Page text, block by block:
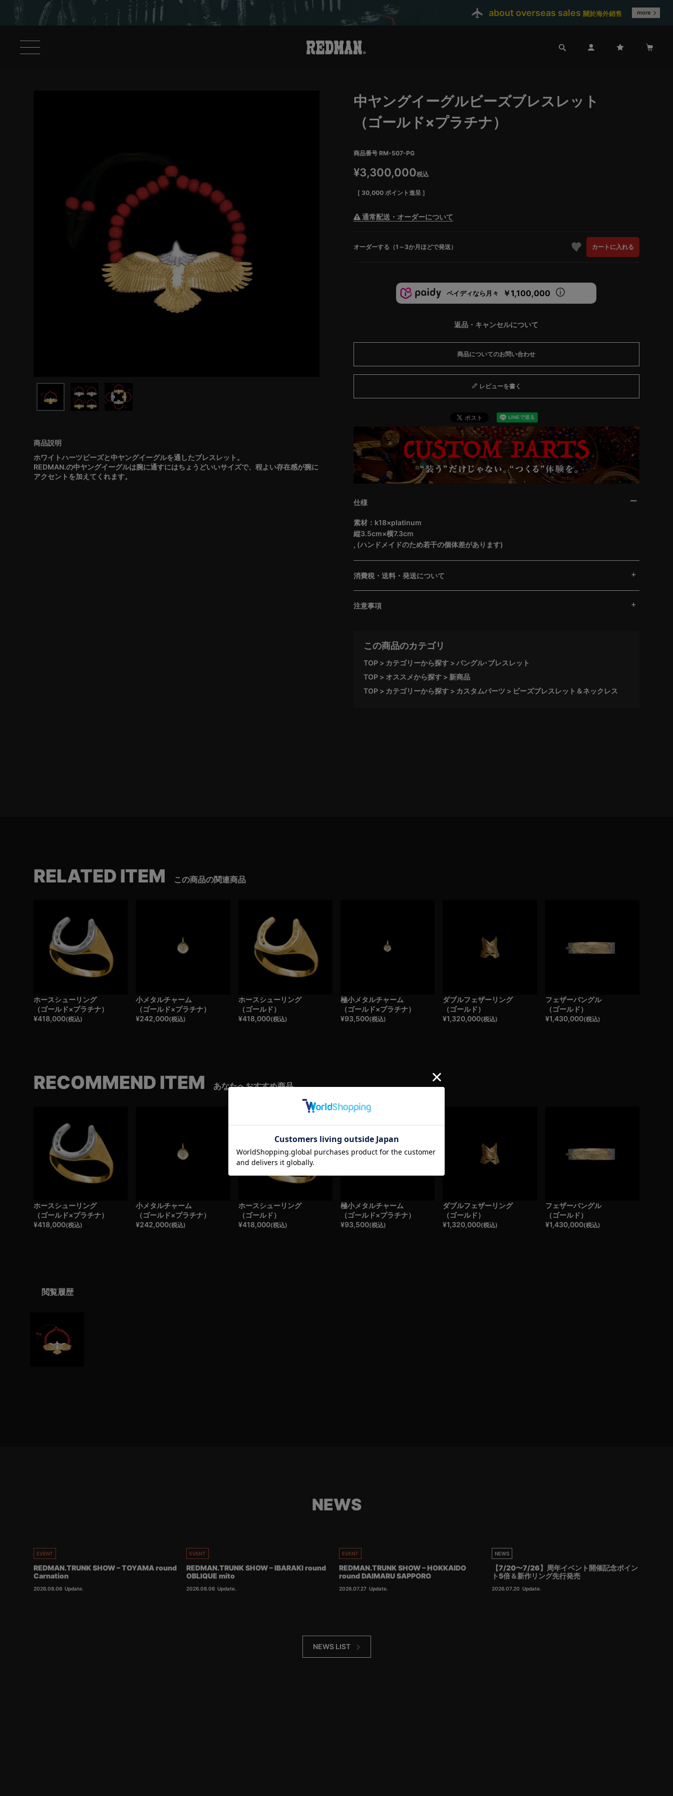
about overseas sales 關於海外銷售 more
ホワイトハーツビーズと中ヤングイーグルを通したブレスレット。
REDMAN.の中ヤングイーグルは腕に通すにはちょうどいいサイズで、程よい存在感が腕に
アクセントを加えてくれます。
中ヤングイーグルビーズブレスレット
（ゴールド×プラチナ）
商品番号 RM-507-PG
¥3,300,000税込
[ 30,000 ポイント進呈 ]
通常配送・オーダーについて
オーダーする（1～3か月ほどで発送） カートに入れる
ペイディなら月々 ￥1,100,000
返品・キャンセルについて
商品についてのお問い合わせ
レビューを書く
仕様
素材：k18×platinum
縦3.5cm×横7.3cm
, (ハンドメイドのため若干の個体差があります)
消費税・送料・発送について
注意事項
この商品のカテゴリ
TOP カテゴリーから探す
バングル･ブレスレット
TOP
オススメから探す
新商品
TOP
カテゴリーから探す カスタムパーツ ビーズブレスレット＆ネックレス
RELATED ITEM この商品の関連商品
ホースシューリング
（ゴールド×プラチナ）
¥418,000(税込)
小メタルチャーム
（ゴールド×プラチナ）
¥242,000(税込)
ホースシューリング
（ゴールド）
¥418,000(税込)
極小メタルチャーム
（ゴールド×プラチナ）
¥93,500(税込)
ダブルフェザーリング
（ゴールド）
¥1,320,000(税込)
フェザーバングル
（ゴールド）
¥1,430,000(税込)
RECOMMEND ITEM あなたへおすすめ商品
ホースシューリング
（ゴールド×プラチナ）
¥418,000(税込)
小メタルチャーム
（ゴールド×プラチナ）
¥242,000(税込)
ホースシューリング
（ゴールド）
¥418,000(税込)
極小メタルチャーム
（ゴールド×プラチナ）
¥93,500(税込)
ダブルフェザーリング
（ゴールド）
¥1,320,000(税込)
フェザーバングル
（ゴールド）
¥1,430,000(税込)
閲覧履歴
NEWS
EVENT
REDMAN.TRUNK SHOW – TOYAMA round
Carnation
2026.08.06 Update.
EVENT
REDMAN.TRUNK SHOW – IBARAKI round
OBLIQUE mito
2026.08.06 Update.
EVENT
REDMAN.TRUNK SHOW – HOKKAIDO
round DAIMARU SAPPORO
2026.07.27 Update.
NEWS
【7/20〜7/26】周年イベント開催記念ポイン
ト5倍＆新作リング先行発売
2026.07.20 Update.
NEWS LIST